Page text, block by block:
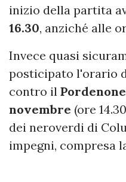
inizio della partita
16.30, anziché alle
Invece quasi
posticipato l'orario
contro il Pordenone
novembre (ore
dei neroverdi di
impegni, compresa